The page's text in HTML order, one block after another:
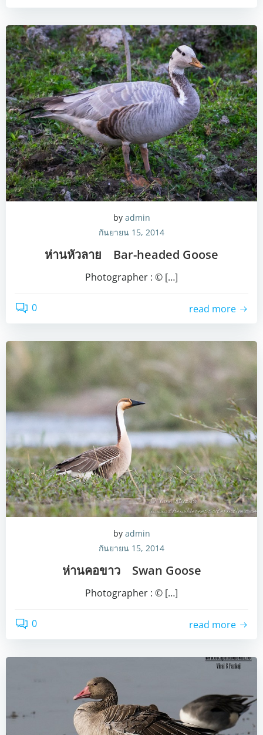
by admin
กันยายน 15, 2014
ห่านหัวลาย Bar-headed Goose
Photographer : © […]
0 read more
by admin
กันยายน 15, 2014
ห่านคอขาว Swan Goose
Photographer : © […]
0 read more